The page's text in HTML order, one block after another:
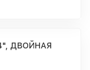
ДВОЙНАЯ